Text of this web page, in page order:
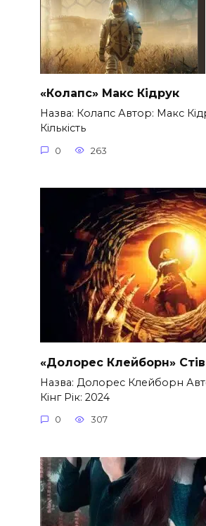
«Колапс» Макс Кідрук
Назва: Колапс Автор: Макс
Кількість
0 263
«Долорес Клейборн»
Назва: Долорес Клейборн
Кінг Рік: 2024
0 307